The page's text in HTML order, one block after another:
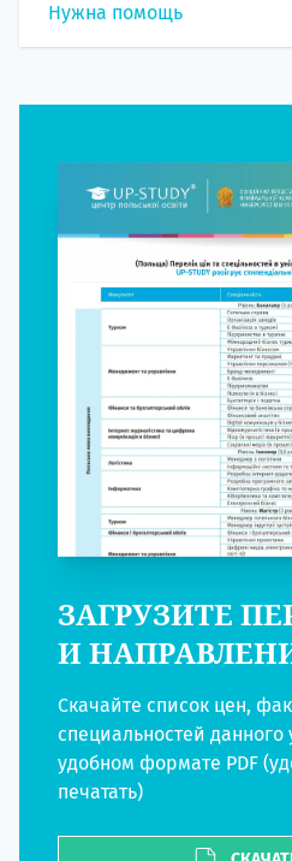
Нужна помощь
ЗАГРУЗИТЕ
И
Скачайте список цен,
специальностей данного
удобном формате PDF
печатать)